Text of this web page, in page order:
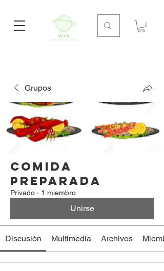
Grupos
COMIDA
PREPARADA
Privado · 1 miembro
Unirse
Discusión Multimedia Archivos